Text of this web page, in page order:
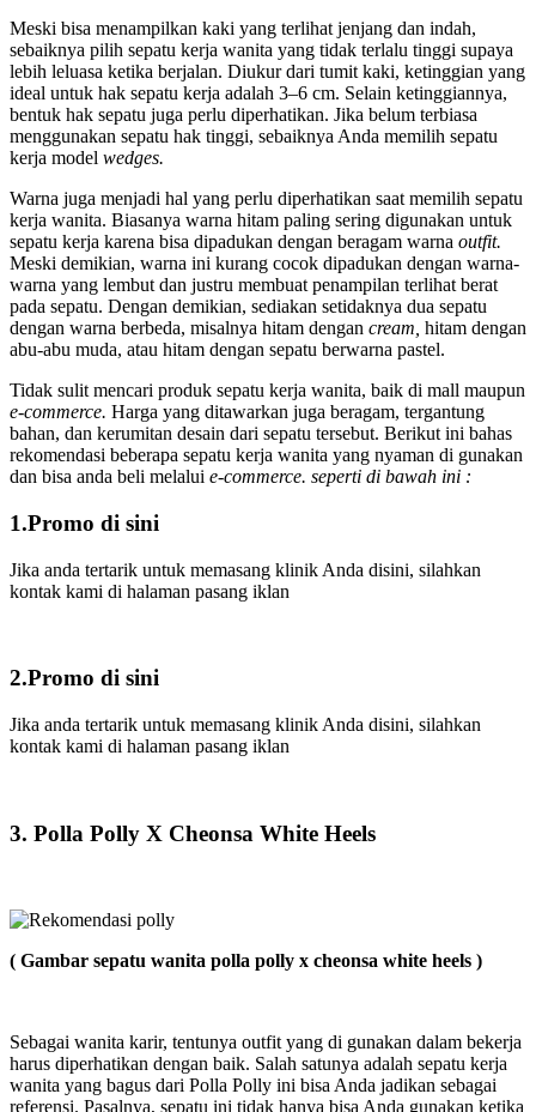
Meski bisa menampilkan kaki yang terlihat jenjang dan indah,
sebaiknya pilih sepatu kerja wanita yang tidak terlalu tinggi supaya
lebih leluasa ketika berjalan. Diukur dari tumit kaki, ketinggian yang
ideal untuk hak sepatu kerja adalah 3–6 cm. Selain ketinggiannya,
bentuk hak sepatu juga perlu diperhatikan. Jika belum terbiasa
menggunakan sepatu hak tinggi, sebaiknya Anda memilih sepatu
kerja model wedges.
Warna juga menjadi hal yang perlu diperhatikan saat memilih sepatu
kerja wanita. Biasanya warna hitam paling sering digunakan untuk
sepatu kerja karena bisa dipadukan dengan beragam warna outfit.
Meski demikian, warna ini kurang cocok dipadukan dengan warna-
warna yang lembut dan justru membuat penampilan terlihat berat
pada sepatu. Dengan demikian, sediakan setidaknya dua sepatu
dengan warna berbeda, misalnya hitam dengan cream, hitam dengan
abu-abu muda, atau hitam dengan sepatu berwarna pastel.
Tidak sulit mencari produk sepatu kerja wanita, baik di mall maupun
e-commerce. Harga yang ditawarkan juga beragam, tergantung
bahan, dan kerumitan desain dari sepatu tersebut. Berikut ini bahas
rekomendasi beberapa sepatu kerja wanita yang nyaman di gunakan
dan bisa anda beli melalui e-commerce. seperti di bawah ini :
1.Promo di sini
Jika anda tertarik untuk memasang klinik Anda disini, silahkan
kontak kami di halaman pasang iklan
2.Promo di sini
Jika anda tertarik untuk memasang klinik Anda disini, silahkan
kontak kami di halaman pasang iklan
3. Polla Polly X Cheonsa White Heels
( Gambar sepatu wanita polla polly x cheonsa white heels )
Sebagai wanita karir, tentunya outfit yang di gunakan dalam bekerja
harus diperhatikan dengan baik. Salah satunya adalah sepatu kerja
wanita yang bagus dari Polla Polly ini bisa Anda jadikan sebagai
referensi. Pasalnya, sepatu ini tidak hanya bisa Anda gunakan ketika